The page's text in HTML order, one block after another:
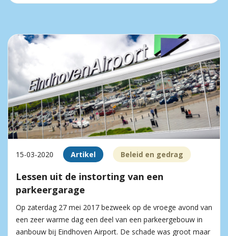
15-03-2020 Artikel Beleid en gedrag
Lessen uit de instorting van een
parkeergarage
Op zaterdag 27 mei 2017 bezweek op de vroege avond van
een zeer warme dag een deel van een parkeergebouw in
aanbouw bij Eindhoven Airport. De schade was groot maar